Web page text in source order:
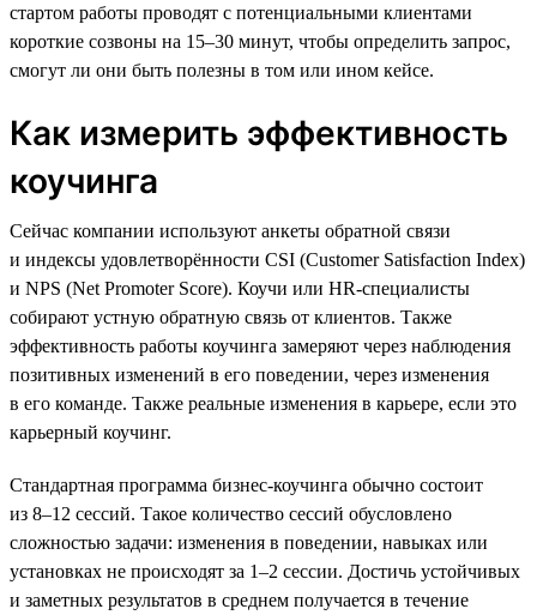
стартом работы проводят с потенциальными клиентами
короткие созвоны на 15–30 минут, чтобы определить запрос,
смогут ли они быть полезны в том или ином кейсе.
Как измерить эффективность
коучинга
Сейчас компании используют анкеты обратной связи
и индексы удовлетворённости CSI (Customer Satisfaction Index)
и NPS (Net Promoter Score). Коучи или HR-специалисты
собирают устную обратную связь от клиентов. Также
эффективность работы коучинга замеряют через наблюдения
позитивных изменений в его поведении, через изменения
в его команде. Также реальные изменения в карьере, если это
карьерный коучинг.
Стандартная программа бизнес-коучинга обычно состоит
из 8–12 сессий. Такое количество сессий обусловлено
сложностью задачи: изменения в поведении, навыках или
установках не происходят за 1–2 сессии. Достичь устойчивых
и заметных результатов в среднем получается в течение